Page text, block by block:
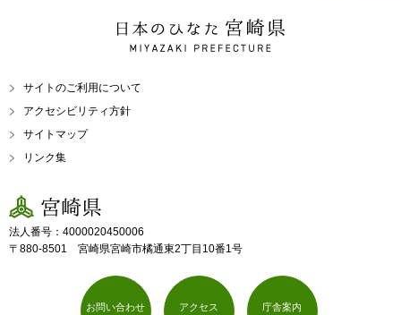
日本のひなた 宮崎県
MIYAZAKI PREFECTURE
サイトのご利用について
アクセシビリティ方針
サイトマップ
リンク集
宮崎県
法人番号：4000020450006
〒880-8501 宮崎県宮崎市橘通東2丁目10番1号
お問い合わせ アクセス 庁舎案内